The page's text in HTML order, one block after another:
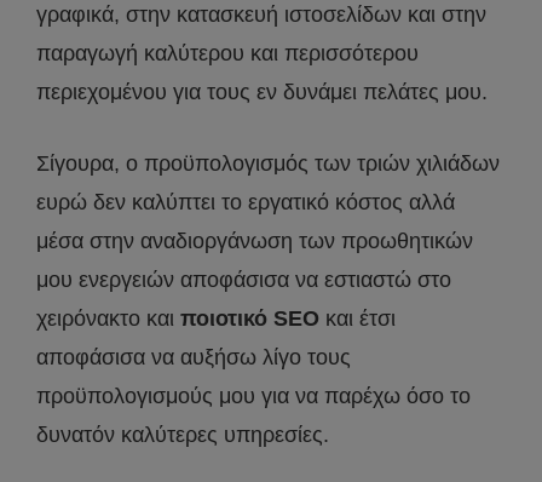
γραφικά, στην κατασκευή ιστοσελίδων και στην
παραγωγή καλύτερου και περισσότερου
περιεχομένου για τους εν δυνάμει πελάτες μου.
Σίγουρα, ο προϋπολογισμός των τριών χιλιάδων
ευρώ δεν καλύπτει το εργατικό κόστος αλλά
μέσα στην αναδιοργάνωση των προωθητικών
μου ενεργειών αποφάσισα να εστιαστώ στο
χειρόνακτο και ποιοτικό SEO και έτσι
αποφάσισα να αυξήσω λίγο τους
προϋπολογισμούς μου για να παρέχω όσο το
δυνατόν καλύτερες υπηρεσίες.